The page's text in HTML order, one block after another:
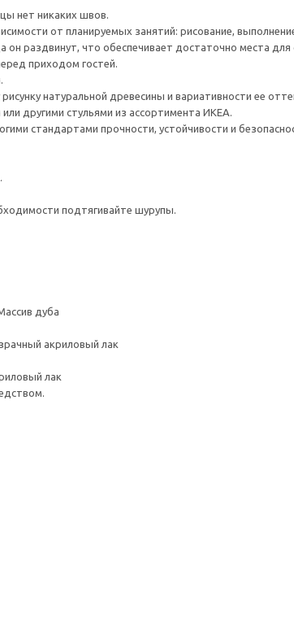
нет никаких швов.
от планируемых занятий: рисование,
он раздвинут, что обеспечивает достаточно места для
приходом гостей.
натуральной древесины и вариативности ее
другими стульями из ассортимента ИКЕА.
стандартами прочности, устойчивости и
подтягивайте шурупы.
дуба
акриловый лак
лак